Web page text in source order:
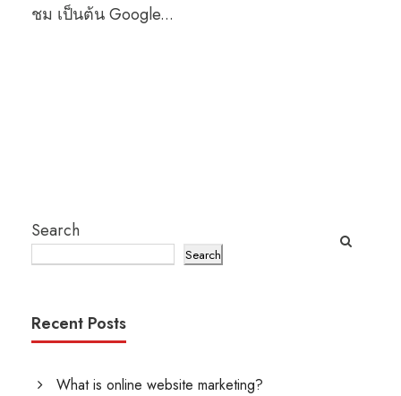
ชม เป็นต้น Google...
Search
Search
Recent Posts
What is online website marketing?